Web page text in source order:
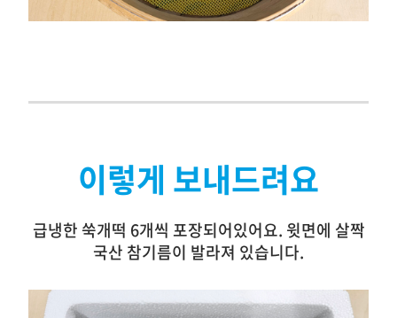
이렇게 보내드려요
급냉한 쑥개떡 6개씩 포장되어있어요. 윗면에 살짝
국산 참기름이 발라져 있습니다.